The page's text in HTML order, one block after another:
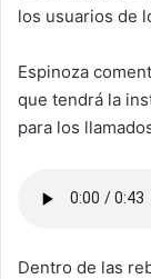
los usuarios de
Espinoza
que tendrá la
para los
Dentro de las